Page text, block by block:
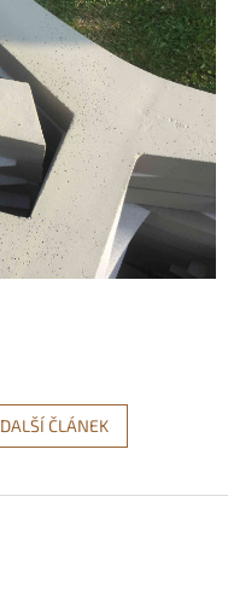
DALŠÍ ČLÁNEK